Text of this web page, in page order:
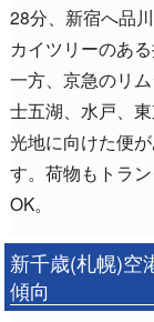
28分、新宿へ品
カイツリーのあ
一方、京急のリ
士五湖、水戸、
光地に向けた便
す。荷物もトラ
OK。
新千歳(札幌)空
傾向